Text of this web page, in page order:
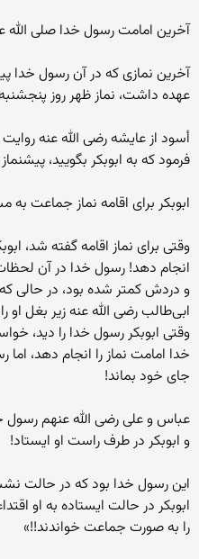
آخرین امامت رسول خدا صلی الله
آخرین نمازی که در آن رسول خدا
عهده داشت، نماز ظهر روز
أسود از عایشه رضی الله عنه
فرمود که به ابوبکر بگویید،
ابوبکر برای اقامه نماز جماعت
وقتی برای نماز اقامه گفته شد،
انجام دهد! رسول خدا در آن
و دردش کمتر شده بود، در حالی
ابی‌طالب رضی الله عنه زیر بغل او
وقتی ابوبکر رسول خدا را دید،
خدا امامت نماز را انجام دهد،
جای خود بماند!
عباس و علی رضی الله عنهم رسول
و ابوبکر در طرف راست او ایستاد!
این رسول خدا بود که در حالت
ابوبکر در حالت ایستاده به او
را به صورت جماعت خواندند!!»